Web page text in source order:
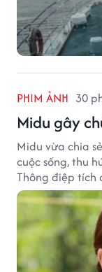
PHIM ẢNH 30
Midu gây
Midu vừa chia
cuộc sống, thu
Thông điệp tích
người đồng
hạnh phúc hiện